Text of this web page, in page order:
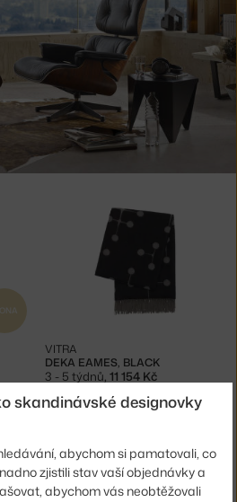
DEKA EAMES, BLACK
VITRA
3 - 5 týdnů 11 154 Kč
Prejdite naPrikrývky Eames
skandinávské designovky
abychom si pamatovali, co
zjistili stav vaší objednávky a
abychom vás neobtěžovali